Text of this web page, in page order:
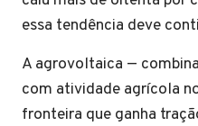
essa tendência deve
A agrovoltaica —
com atividade agrícola
fronteira que ganha